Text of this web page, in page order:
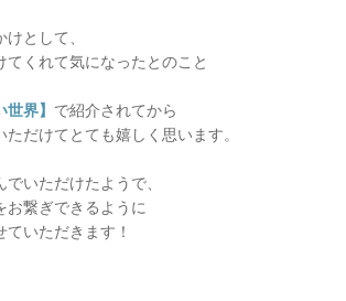
として、
てくれて気になったとのこと
界】 で紹介されてから
だけてとても嬉しく思います。
いただけたようで、
お繋ぎできるように
いただきます！